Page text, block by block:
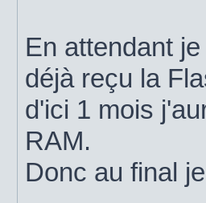
En attendant
déjà reçu la
d'ici 1 mois
RAM.
Donc au final